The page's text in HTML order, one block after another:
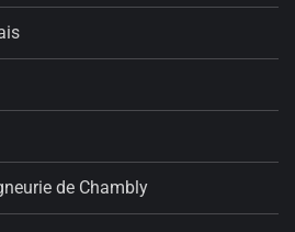
de Chambly